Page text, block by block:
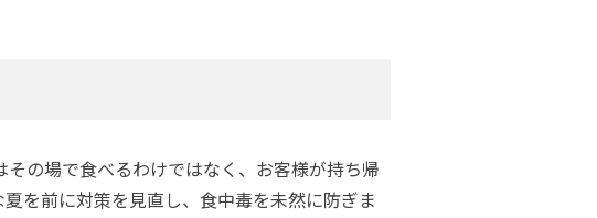
の場で食べるわけではなく、お客様が持ち帰
を前に対策を見直し、食中毒を未然に防ぎま